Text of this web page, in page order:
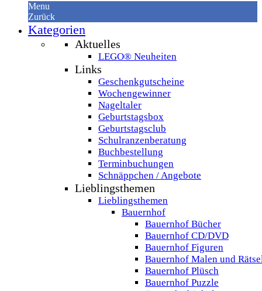
Menu
Zurück
Kategorien
Aktuelles
LEGO® Neuheiten
Links
Geschenkgutscheine
Wochengewinner
Nageltaler
Geburtstagsbox
Geburtstagsclub
Schulranzenberatung
Buchbestellung
Terminbuchungen
Schnäppchen / Angebote
Lieblingsthemen
Lieblingsthemen
Bauernhof
Bauernhof Bücher
Bauernhof CD/DVD
Bauernhof Figuren
Bauernhof Malen und
Bauernhof Plüsch
Bauernhof Puzzle